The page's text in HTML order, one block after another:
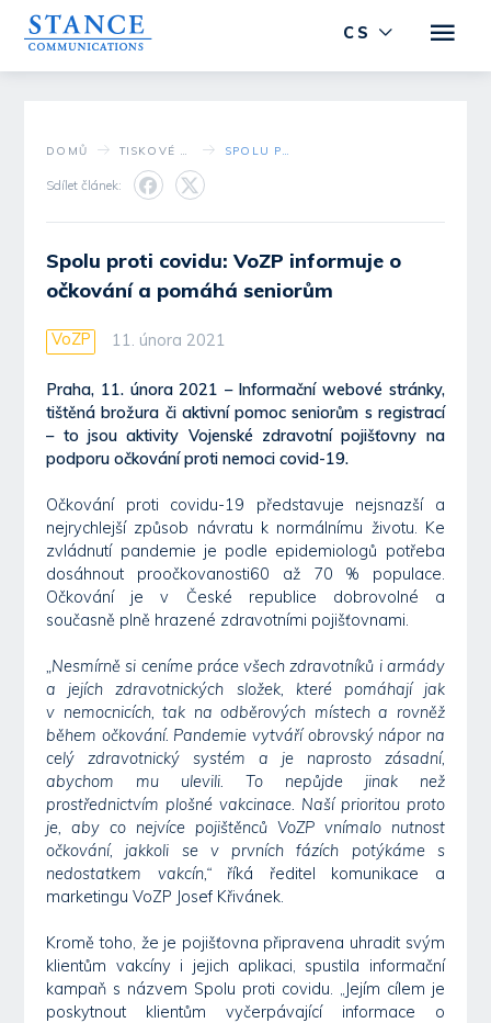
CS
DOMŮ
Sdílet článek:
Spolu proti covidu: VoZP informuje o
očkování a pomáhá seniorům
VoZP 11. února 2021
Praha, 11. února 2021 – Informační webové stránky,
tištěná brožura či aktivní pomoc seniorům s registrací
– to jsou aktivity Vojenské zdravotní pojišťovny na
podporu očkování proti nemoci covid-19.
Očkování proti covidu-19 představuje nejsnazší a
nejrychlejší způsob návratu k normálnímu životu. Ke
zvládnutí pandemie je podle epidemiologů potřeba
dosáhnout proočkovanosti60 až 70 % populace.
Očkování je v České republice dobrovolné a
současně plně hrazené zdravotními pojišťovnami.
„Nesmírně si ceníme práce všech zdravotníků i armády
a jejích zdravotnických složek, které pomáhají jak
v nemocnicích, tak na odběrových místech a rovněž
během očkování. Pandemie vytváří obrovský nápor na
celý zdravotnický systém a je naprosto zásadní,
abychom mu ulevili. To nepůjde jinak než
prostřednictvím plošné vakcinace. Naší prioritou proto
je, aby co nejvíce pojištěnců VoZP vnímalo nutnost
očkování, jakkoli se v prvních fázích potýkáme s
nedostatkem vakcín,“říká ředitel komunikace a
marketingu VoZP Josef Křivánek.
Kromě toho, že je pojišťovna připravena uhradit svým
klientům vakcíny i jejich aplikaci, spustila informační
kampaň s názvem Spolu proti covidu. „Jejím cílem je
poskytnout klientům vyčerpávající informace o